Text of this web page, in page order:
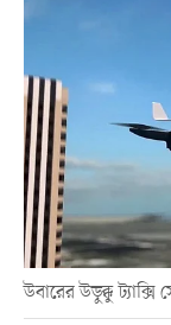
উবারের উড়ুক্কু